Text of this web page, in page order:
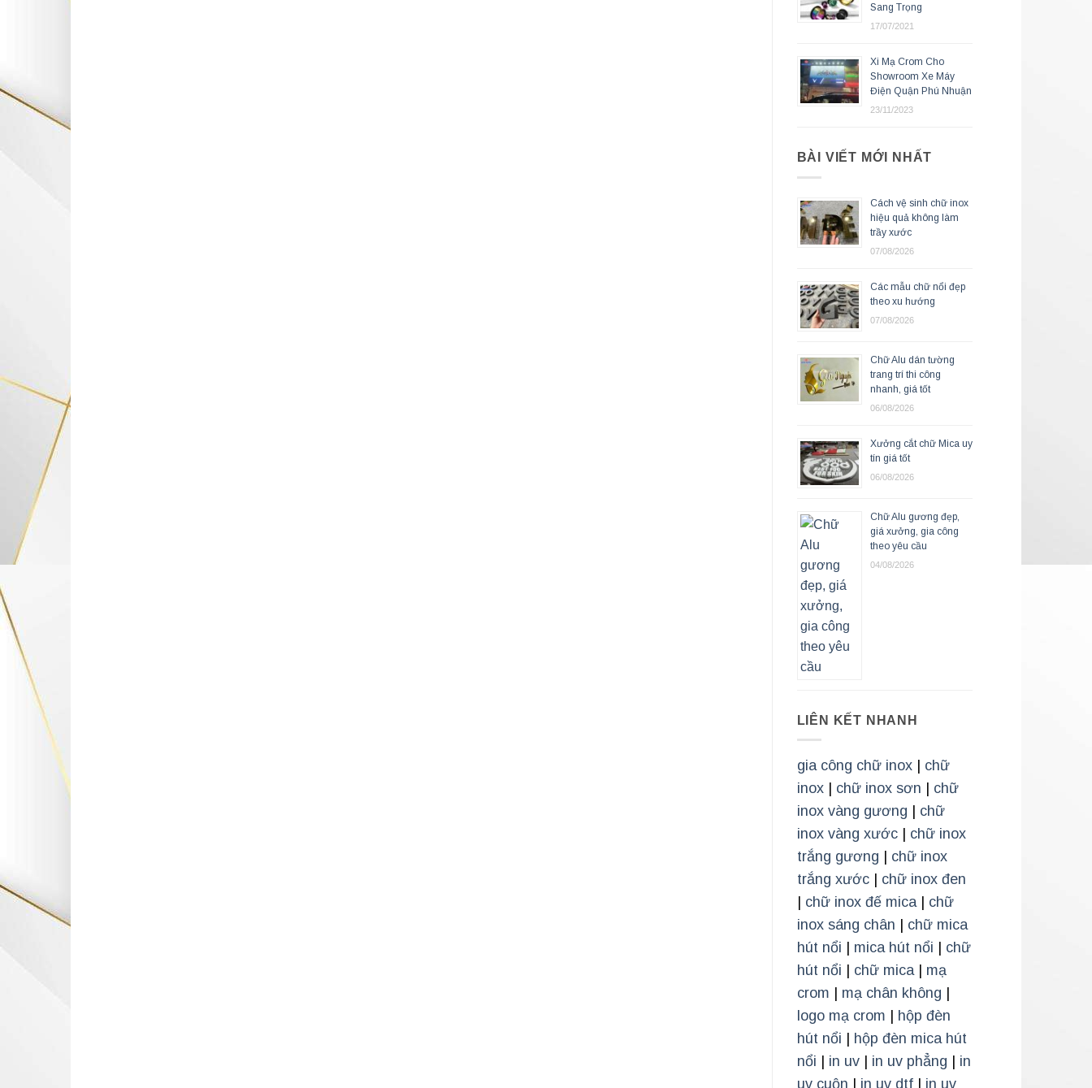
Sang Trọng
17/07/2021
Xi Mạ Crom Cho
Showroom Xe Máy
Điện Quận Phú Nhuận
23/11/2023
BÀI VIẾT MỚI NHẤT
Cách vệ sinh chữ inox
hiệu quả không làm
trầy xước
07/08/2026
Các mẫu chữ nổi đẹp
theo xu hướng
07/08/2026
Chữ Alu dán tường
trang trí thi công
nhanh, giá tốt
06/08/2026
Xưởng cắt chữ Mica uy
tín giá tốt
06/08/2026
Chữ Alu gương đẹp,
giá xưởng, gia công
theo yêu cầu
04/08/2026
LIÊN KẾT NHANH
gia công chữ inox| chữ
inox| chữ inox sơn
chữ
inox vàng gương
chữ
inox vàng xước| chữ inox
trắng gương
chữ inox
trắng xước| chữ inox đen
chữ inox đế mica| chữ
inox sáng chân
chữ mica
hút nổi
mica hút nổi
chữ
hút nổi
chữ mica| mạ
crom
mạ chân không
logo mạ crom
hộp đèn
hút nổi
hộp đèn mica hút
nổi
in uv| in uv phẳng
in
uv cuộn
in uv dtf| in uv